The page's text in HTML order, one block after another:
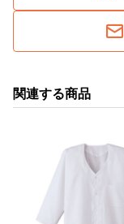
関連する商品